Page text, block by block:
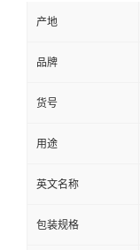
产地
品牌
货号
用途
英文名称
包装规格